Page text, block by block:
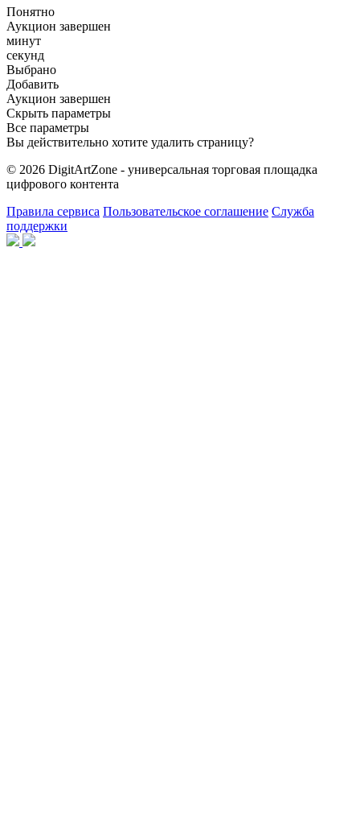
Понятно
Аукцион завершен
минут
секунд
Выбрано
Добавить
Аукцион завершен
Скрыть параметры
Все параметры
Вы действительно хотите удалить страницу?
© 2026 DigitArtZone - универсальная торговая площадка
цифрового контента
Правила сервиса Пользовательское соглашение Служба
поддержки